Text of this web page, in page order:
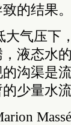
的结果。
大气压下
液态水
沟渠是
少量水